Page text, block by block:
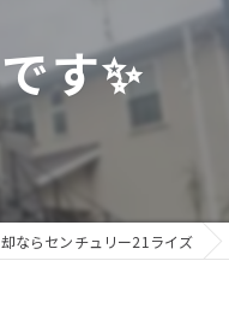
空き家
マンション
す✨
ならセンチュリー21ライズ